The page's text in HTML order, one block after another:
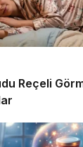
Reçeli